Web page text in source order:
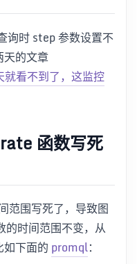
询时 step 参数设置不
天的文章
看不到了，这监控
函数写死
范围写死了，导致图
时间范围不变，从
下面的 promql：